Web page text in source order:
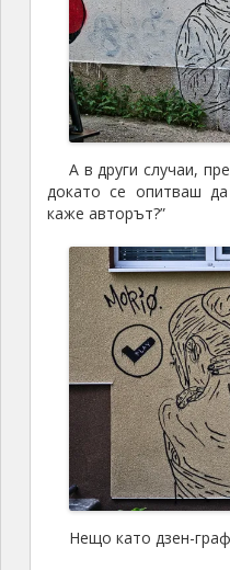
А в други случаи,
докато се опитваш
каже авторът?”
Нещо като дзен-